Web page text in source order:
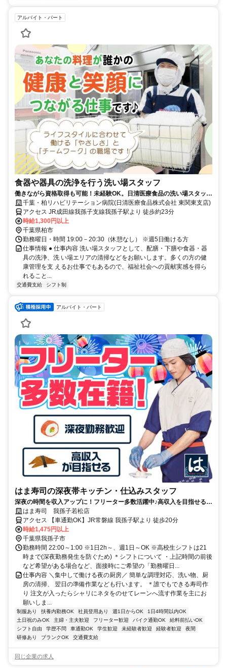
アルバイト・パート
食器や器具の洗浄を行う洗い場スタッフ
働きながら資格取得も可能！未経験OK。日清医療食品の洗い場スタッフ
（パート・アルバイト）求人
千葉・柏リハビリテーション病院(日清医療食品株式会社 東関東支店)
アクセス JR成田線我孫子支線我孫子駅より 徒歩約23分
時給1,300円以上
千葉県柏市
勤務曜日・時間 19:00－20:30（休憩なし） ※週5日働ける方
仕事情報 ● 仕事内容 洗い場スタッフとして、配膳・下膳や食器・器
具の洗浄、洗 い場エリアの清掃などをお願いします。多くの方の健
康管理を支 えるお仕事でもあるので、福祉社会への貢献実感を得ら
れること...
交通費支給 シフト制
アルバイト・パート
はま寿司の深夜帯キッチン・仕込みスタッフ
深夜の時間を収入アップに！フリーター多数活躍中♪高収入を目指せる環
境です！
はま寿司 我孫子若松店
アクセス 【車通勤OK】JR常磐線 我孫子駅より 徒歩20分
時給1,475円以上
千葉県我孫子市
勤務時間 22:00～1:00 ※1日2h～、週1日～OK ※高校生シフトは21
時まで(深夜勤務発生を防ぐため) ＊シフトについて ・上記時間の前後
など希望がある場合など、面接時にご希望の「勤務曜日...
仕事内容 ＼集中して働ける夜の厨房／ 簡単な調理対応、洗い物、厨
房の清掃、 翌日の準備作業なども行います。 ＊誰でもできる寿司作
り 注文が入ったらシャリにネタをのせてレーンへ流す作業を主にお
願いしま...
制服あり 扶養内勤務OK 社員登用あり 週1日からOK
1日4時間以内OK
土日祝のみOK
主婦・主夫歓迎 フリーター歓迎 バイク通勤OK
給料前払いOK
シフト自由
学歴不問 車通勤OK 学生歓迎 未経験者歓迎 経験者歓迎
夜間
研修あり
ブランクOK 交通費支給
同じ企業の求人